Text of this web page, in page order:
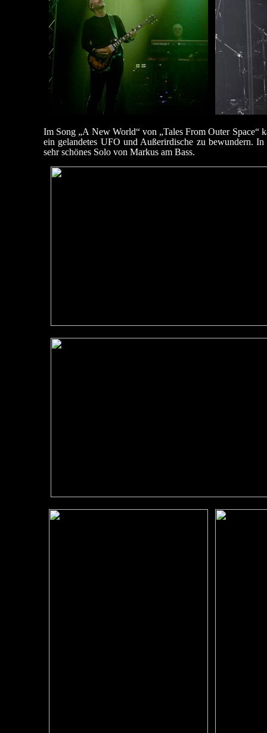
Im Song „A New World“ von „Tales From Outer Space“
ein gelandetes UFO und Außerirdische zu bewundern.
sehr schönes Solo von Markus am Bass.